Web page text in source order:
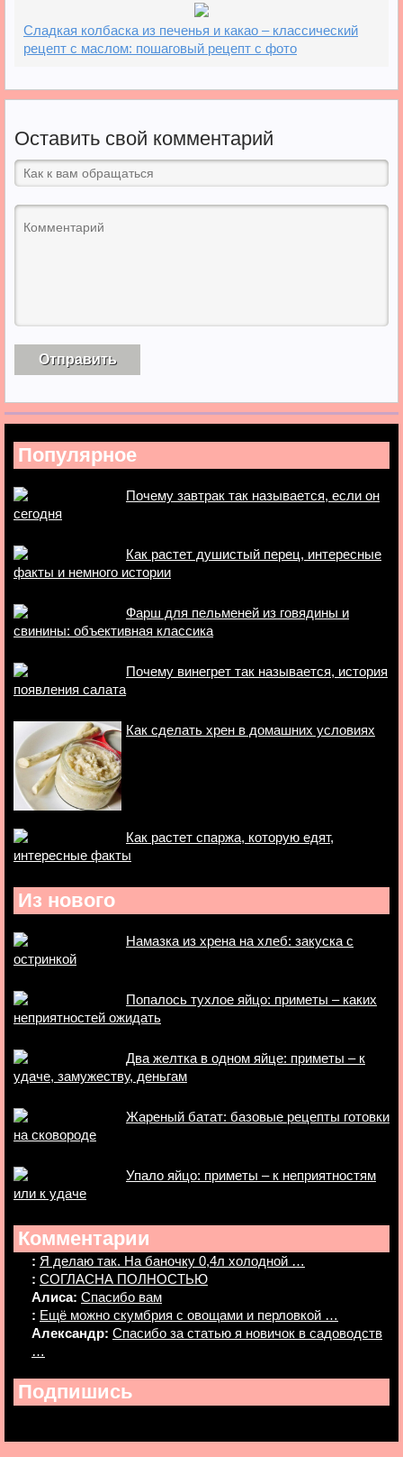
Сладкая колбаска из печенья и какао – классический
рецепт с маслом: пошаговый рецепт с фото
Оставить свой комментарий
Популярное
Почему завтрак так называется, если он
сегодня
Как растет душистый перец, интересные
факты и немного истории
Фарш для пельменей из говядины и
свинины: объективная классика
Почему винегрет так называется, история
появления салата
Как сделать хрен в домашних условиях
Как растет спаржа, которую едят,
интересные факты
Из нового
Намазка из хрена на хлеб: закуска с
остринкой
Попалось тухлое яйцо: приметы – каких
неприятностей ожидать
Два желтка в одном яйце: приметы – к
удаче, замужеству, деньгам
Жареный батат: базовые рецепты готовки
на сковороде
Упало яйцо: приметы – к неприятностям
или к удаче
Комментарии
: Я делаю так. На баночку 0,4л холодной …
: СОГЛАСНА ПОЛНОСТЬЮ
Алиса: Спасибо вам
: Ещё можно скумбрия с овощами и перловкой …
Александр: Спасибо за статью я новичок в садоводств
…
Подпишись